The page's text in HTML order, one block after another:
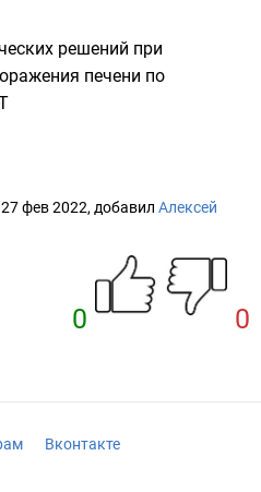
решений при
печени по
фев 2022, добавил Алексей
0 0
Вконтакте